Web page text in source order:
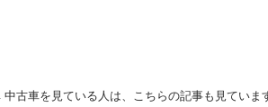
古車を見ている人は、こちらの記事も見ていま